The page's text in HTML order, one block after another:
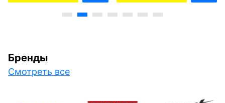
Бренды
Смотреть все